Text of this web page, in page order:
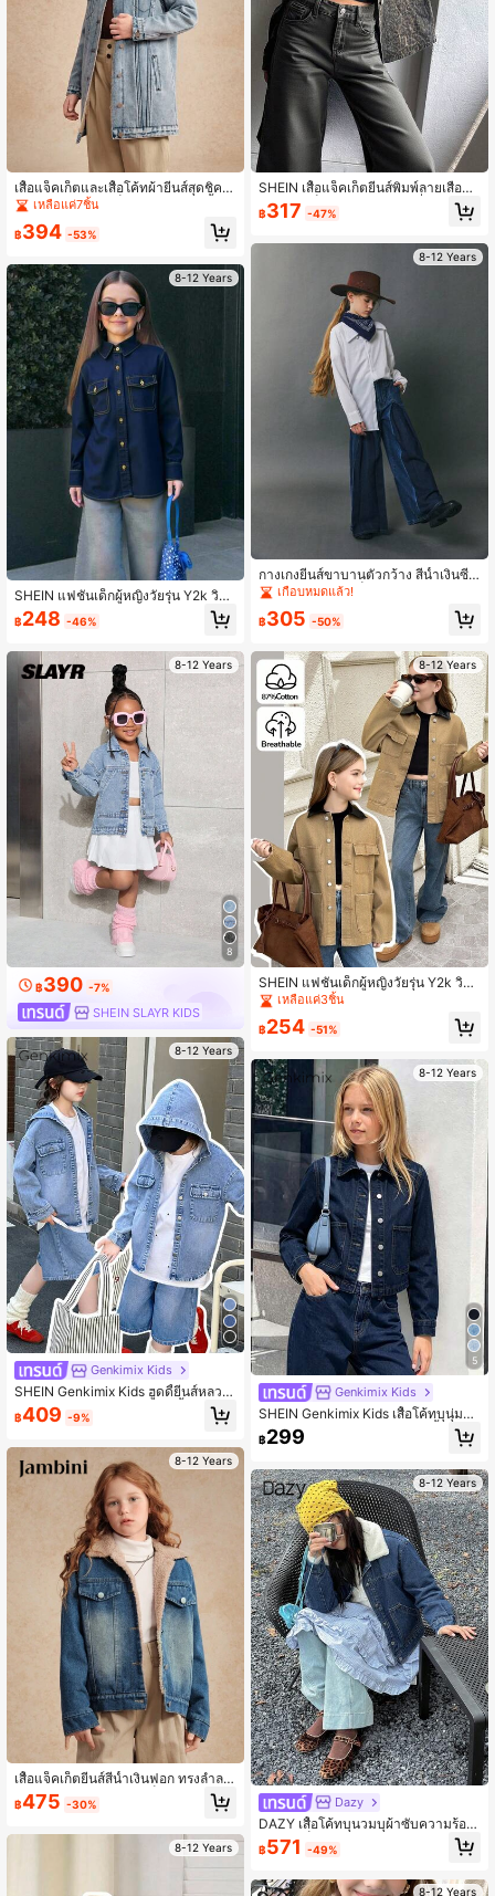
เสื้อแจ็คเก็ตและเสื้อโค้ทผ้ายีนส์สุดชิคส
ไตล์ Y2K สำหรับเด็กผู้หญิงวัยรุ่น, เสื้อแ
ตล์สตรีทลำลอง, เสื้อโค้ทผ้ายีนส์เด็กผู้ห
หลากหลาย เสื้อแจ็คเก็ตยีนส์เด็กผู้หญิง เ
สื้อแจ็คเก็ตยีนส์เด็กผู้หญิง เสื้อแจ็คเก็ตยี
นส์เด็กผู้หญิงวัยรุ่น เสื้อแจ็คเก็ตยีนส์เด็ก
เหลือแค่7ชิ้น
฿394 -53%
8-12 Years
SHEIN แฟชั่นเด็กผู้หญิงวัยรุ่น Y2k วินเ
ทจสุดเท่ สไตล์สตรีท กลับไปโรงเรียน วิ
ทยาลัย สตรีท แจ็คเก็ตยีนส์สีน้ำเงินสบา
ปกเสื้อทรงหลวมแขนยาว เสื้อผ้าใส่ในชี
วิตประจำวันและฤดูหนาวและฤดูใบไม้ร่
วง เทศกาลเรฟและสตรีทแวร์ เสื้อเชิ้ตยี
นส์สำหรับโรงเรียน แจ็คเก็ต แจ็คเก็ตสี
น้ำเงินเข้ม
฿248 -46%
8-12 Years
8
฿390 -7%
SHEIN SLAYR KIDS
8-12 Years
Genkimix Kids
SHEIN Genkimix Kids ฮูดดี้ยีนส์หลวม
ๆสำหรับสาวๆวัยรุ่นแนวเพรปปี้ เหมาะกั
บการใส่ทุกวัน สไตล์เมือง ทุกโอกาส นุ่ม
฿409 -9%
8-12 Years
เสื้อแจ็คเก็ตยีนส์สีน้ำเงินฟอก ทรงลำลอ
ง บุผ้าเทอร์มอล สำหรับเด็กผู้หญิง เหมา
ะสำหรับฤดูใบไม้ร่วง/ฤดูหนาว
฿475 -30%
8-12 Years
SHEIN เสื้อแจ็คเก็ตยีนส์พิมพ์ลายเสือดา
วสำหรับเด็กผู้หญิงวัยรุ่น แฟชั่นลำลอง
Y2k วินเทจ สไตล์สตรีทสุดเท่ กลับไปโร
บาย ปกเสื้อ แขนยาว นุ่ม ใส่ได้ทุกวัน ฤ
ดูหนาวและฤดูใบไม้ร่วง เทศกาลเรฟ แ
ละที่บ้าน สตรีทแวร์ เสื้อแจ็คเก็ตยีนส์ลา
ยเสือดาวสำหรับโรงเรียน
฿317 -47%
8-12 Years
กางเกงยีนส์ขาบานตัวกว้าง สีน้ำเงินซีด
สมัยนิยม สำหรับเด็กหญิงก่อนวัยรุ่น
เกือบหมดแล้ว!
฿305 -50%
8-12 Years
SHEIN แฟชั่นเด็กผู้หญิงวัยรุ่น Y2k วินเ
ทจสุดเท่ สไตล์สตรีท กลับไปโรงเรียน วิ
ทยาลัย แจ็คเก็ตยีนส์แขนยาวปกหนังสี
น้ำตาลอ่อน ดีไซน์บล็อกสี สำหรับใส่ใน
ศกาล และสตรีทแวร์
เหลือแค่3ชิ้น
฿254 -51%
8-12 Years
5
Genkimix Kids
SHEIN Genkimix Kids เสื้อโค้ทบุนุ่มยีน
ส์ขาดสไตล์โบโฮลำลองสตรีทสีน้ำเงินเข้
มสำหรับเด็กผู้หญิงวัยทวีน แฟชั่นประ
ะวันหยุด
฿299
8-12 Years
Dazy
DAZY เสื้อโค้ทบุนวมบุผ้าซับความร้อน
สำหรับเด็กผู้หญิง, สไตล์สตรีทสำหรับฤดู
หนาว
฿571 -49%
8-12 Years